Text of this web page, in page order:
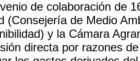
de colaboración de
(Consejería de Medio
y la Cámara
directa por razones